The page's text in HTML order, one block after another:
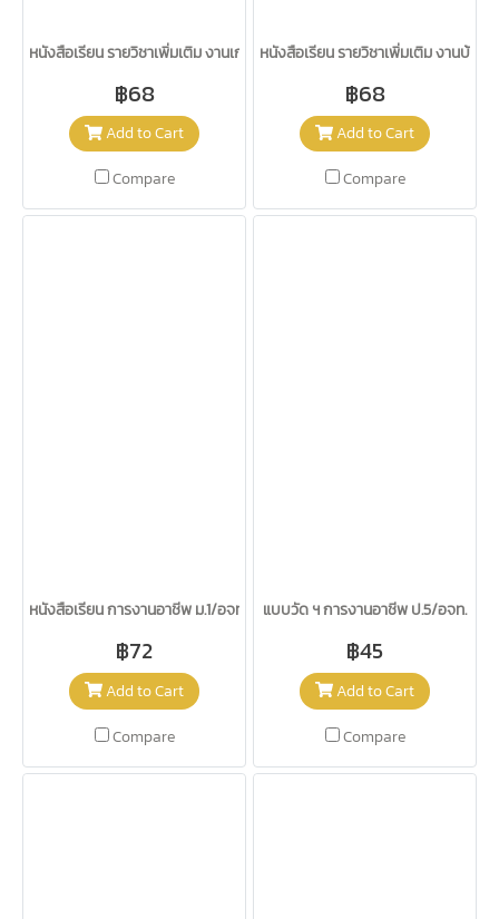
หนังสือเรียน รายวิชาเพิ่มเติม งานเกษตร ( พืช ) ม.1-3/อจท.
฿68
Add to Cart
Compare
หนังสือเรียน รายวิชาเพิ่มเติม งานบ้าน
฿68
Add to Cart
Compare
หนังสือเรียน การงานอาชีพ ม.1/อจท.
฿72
Add to Cart
Compare
แบบวัด ฯ การงานอาชีพ ป.5/อจท.
฿45
Add to Cart
Compare